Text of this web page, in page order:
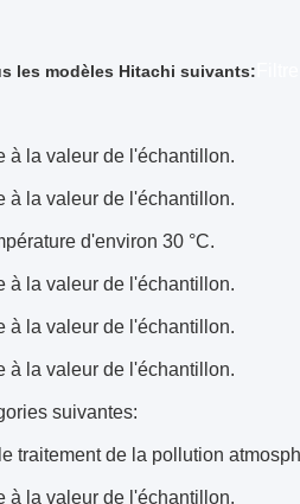
les modèles Hitachi suivants:
à la valeur de l'échantillon.
à la valeur de l'échantillon.
d'environ 30 °C.
à la valeur de l'échantillon.
à la valeur de l'échantillon.
à la valeur de l'échantillon.
suivantes:
traitement de la pollution
à la valeur de l'échantillon.